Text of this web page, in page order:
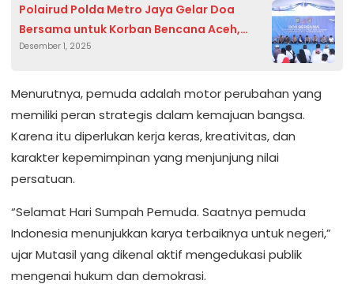
Polairud Polda Metro Jaya Gelar Doa
Bersama untuk Korban Bencana Aceh,
Sumut dan Sumbar
Desember 1, 2025
Menurutnya, pemuda adalah motor perubahan yang
memiliki peran strategis dalam kemajuan bangsa.
Karena itu diperlukan kerja keras, kreativitas, dan
karakter kepemimpinan yang menjunjung nilai
persatuan.
“Selamat Hari Sumpah Pemuda. Saatnya pemuda
Indonesia menunjukkan karya terbaiknya untuk negeri,”
ujar Mutasil yang dikenal aktif mengedukasi publik
mengenai hukum dan demokrasi.